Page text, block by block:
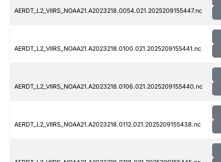
AERDT_L2_VIIRS_NOAA21.A2023218.0054.021.2025209155447.nc
AERDT_L2_VIIRS_NOAA21.A2023218.0100.021.2025209155441.nc
AERDT_L2_VIIRS_NOAA21.A2023218.0106.021.2025209155440.nc
AERDT_L2_VIIRS_NOAA21.A2023218.0112.021.2025209155438.nc